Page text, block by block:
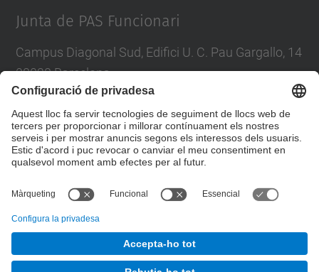
Junta de PAS Funcionari
Campus Diagonal Sud, Edifici U. C. Pau Gargallo, 14
08028 Barcelona
E-mail :junta.pasf@upc.edu
Formulari de contacte
Junta PAS Funcionari